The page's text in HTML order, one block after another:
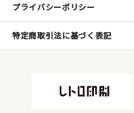
プライバシーポリシー
特定商取引法に基づく表記